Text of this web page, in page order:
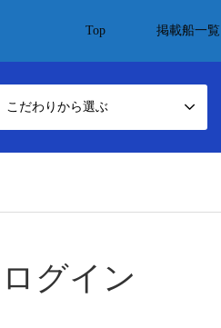
Top 掲載船一覧
こだわりから選ぶ
ログイン